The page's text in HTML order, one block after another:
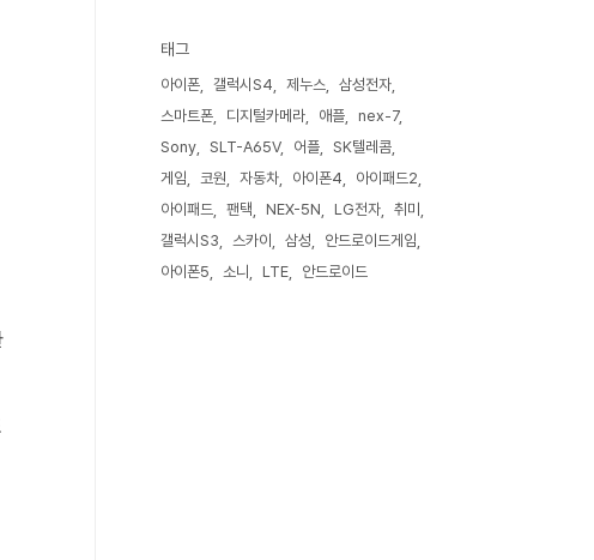
태그
아이폰 갤럭시S4 제누스
삼성전자
스마트폰
디지털카메라 애플
nex-7
Sony
SLT-A65V 어플
SK텔레콤
게임
코원 자동차 아이폰4
아이패드2
아이패드
팬택 NEX-5N LG전자
취미
갤럭시S3
스카이 삼성
안드로이드게임
아이폰5
소니 LTE 안드로이드